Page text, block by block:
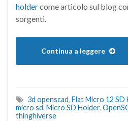
holdercome articolo sul blog
sorgenti.
Continua a leggere
3d openscad, Flat Micro 12 SD
micro sd, Micro SD Holder,
thinghiverse